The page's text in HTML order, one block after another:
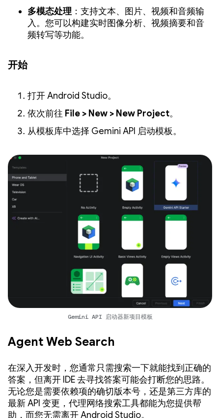
多模态处理 ：支持文本、图片、视频和音频输
入。您可以构建实时图像分析、视频摘要和音
频转写等功能。
开始
打开 Android Studio。
依次前往 File > New > New Project。
从模板库中选择 Gemini API 启动模板。
Gemini API 启动器新项目模板
Agent Web Search
在深入开发时，您通常只需搜索一下就能找到正确的
答案，但离开 IDE 去寻找答案可能会打断您的思路。
无论您是需要依赖项的确切版本号，还是第三方库的
最新 API 变更，代理网络搜索工具都能为您提供帮
助，而您无需离开 Android Studio。